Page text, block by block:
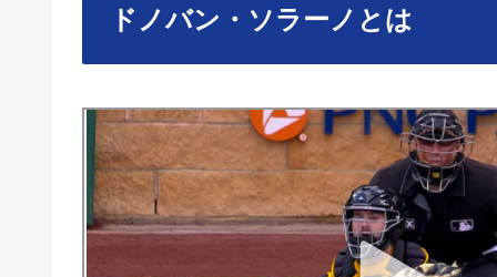
ドノバン・ソラーノとは